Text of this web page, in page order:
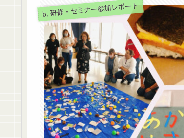
b.研修・セミナー参加レポート